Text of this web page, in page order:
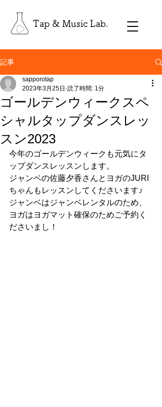
Tap & Music Lab.
記事
ゴールデンウィークスペ
シャルタップダンスレッ
スン2023
sapporotap
2023年3月25日 読了時間: 1分
今年のゴールデンウィークも元気にタ
ップダンスレッスンします。
ジャンベの佐藤夕香さんとヨガのJURI
ちゃんもレッスンしてくださいます♪
ジャンベはジャンベレンタルのため、
ヨガはヨガマット確保のためご予約く
ださいまし！